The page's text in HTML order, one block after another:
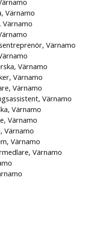
Värnamo
Värnamo
Värnamo
Värnamo
Värnamo
Värnamo
Värnamo
Värnamo
Värnamo
Värnamo
Värnamo
Värnamo